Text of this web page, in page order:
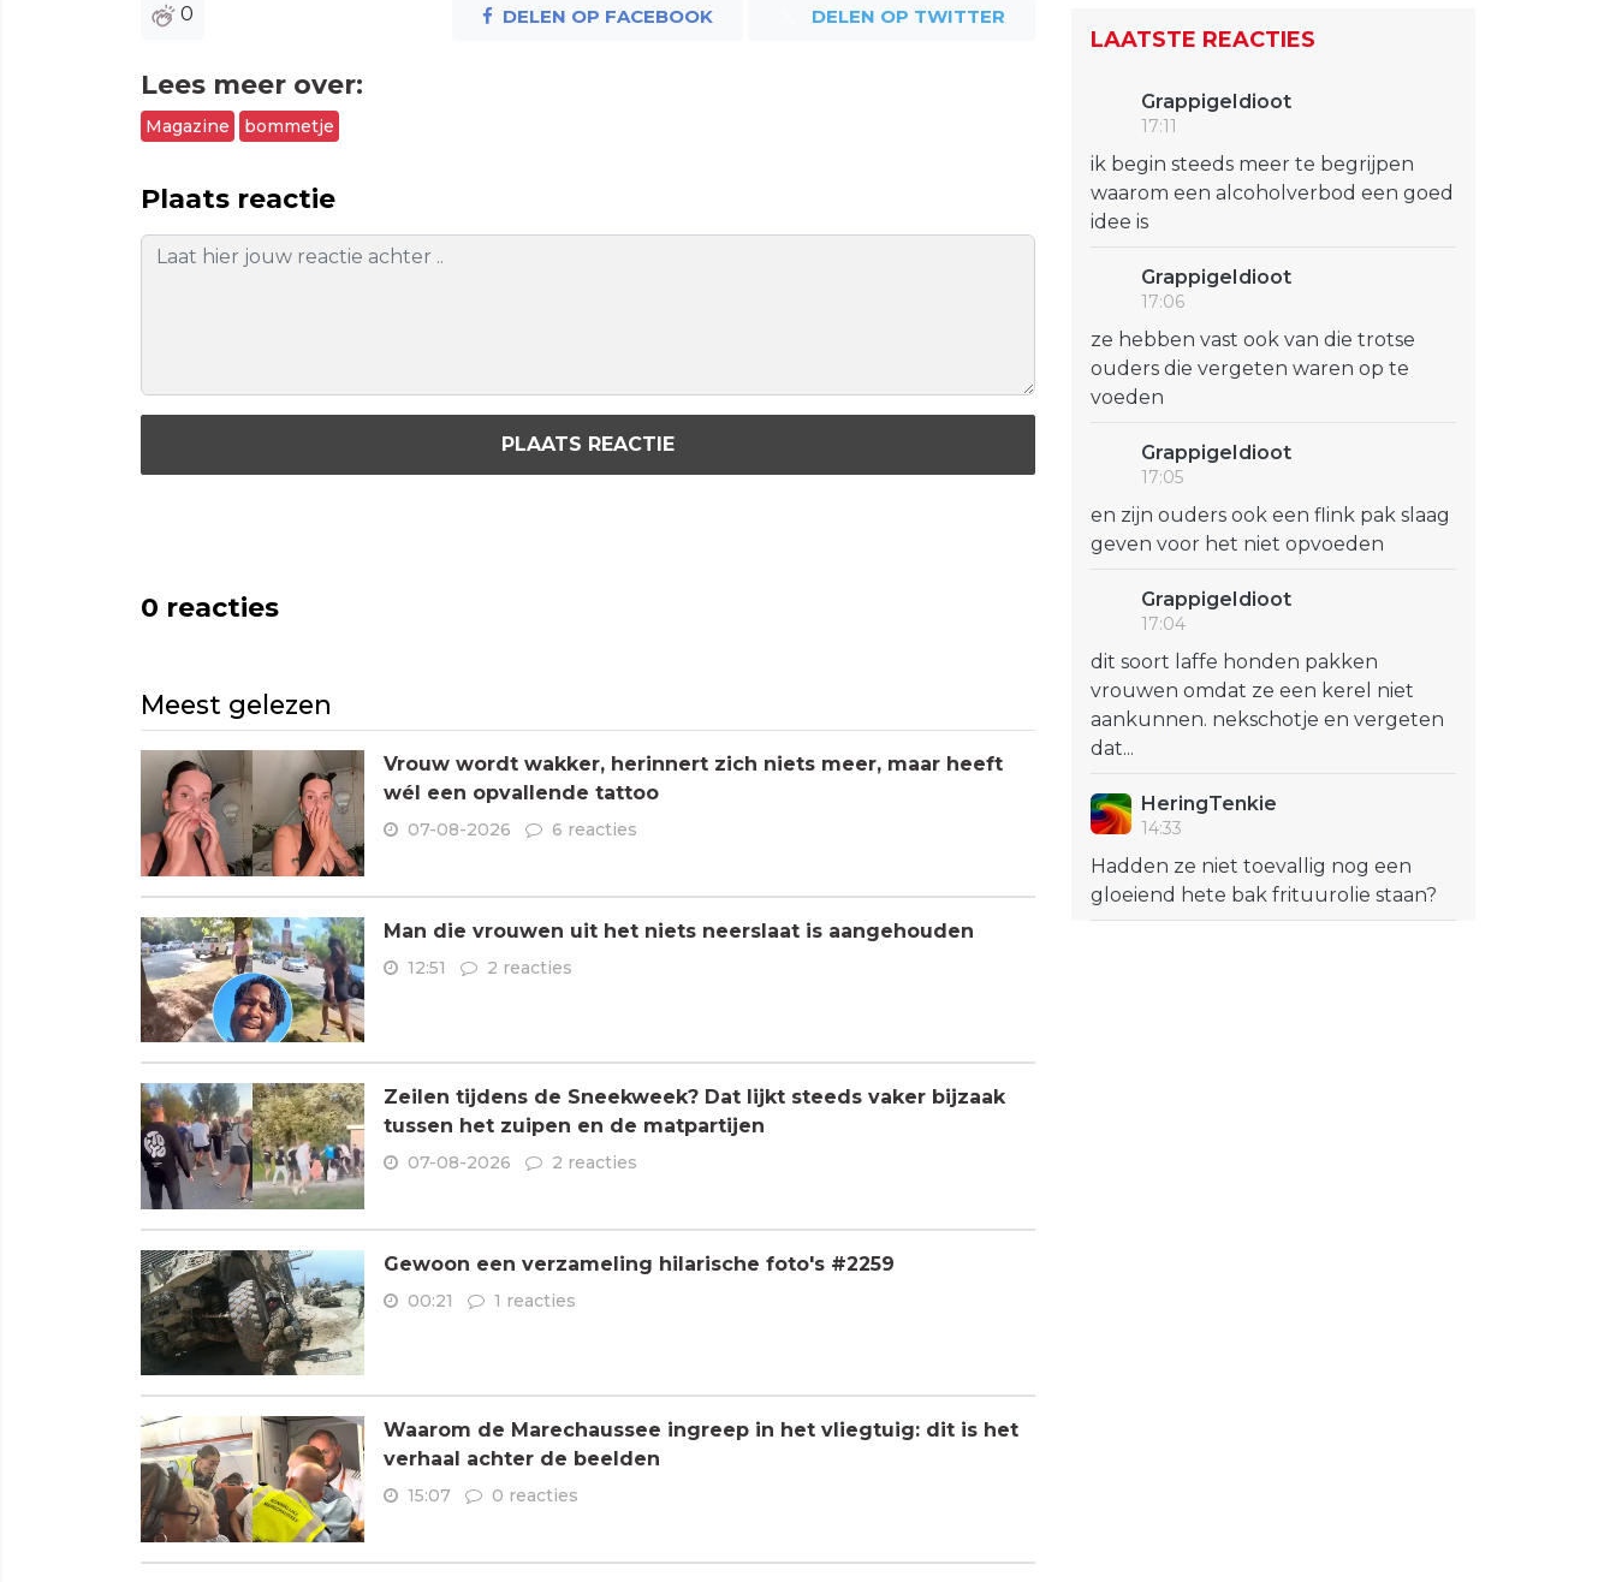
0 DELEN OP FACEBOOK DELEN OP TWITTER
Lees meer over:
Magazine bommetje
Plaats reactie
PLAATS REACTIE
0 reacties
Meest gelezen
Vrouw wordt wakker, herinnert zich niets meer, maar heeft
wél een opvallende tattoo
07-08-2026 6 reacties
Man die vrouwen uit het niets neerslaat is aangehouden
12:51 2 reacties
Zeilen tijdens de Sneekweek? Dat lijkt steeds vaker bijzaak
tussen het zuipen en de matpartijen
07-08-2026 2 reacties
Gewoon een verzameling hilarische foto's #2259
00:21 1 reacties
Waarom de Marechaussee ingreep in het vliegtuig: dit is het
verhaal achter de beelden
15:07 0 reacties
LAATSTE REACTIES
GrappigeIdioot
17:11
ik begin steeds meer te begrijpen
waarom een alcoholverbod een goed
idee is
GrappigeIdioot
17:06
ze hebben vast ook van die trotse
ouders die vergeten waren op te
voeden
GrappigeIdioot
17:05
en zijn ouders ook een flink pak slaag
geven voor het niet opvoeden
GrappigeIdioot
17:04
dit soort laffe honden pakken
vrouwen omdat ze een kerel niet
aankunnen. nekschotje en vergeten
dat...
HeringTenkie
14:33
Hadden ze niet toevallig nog een
gloeiend hete bak frituurolie staan?